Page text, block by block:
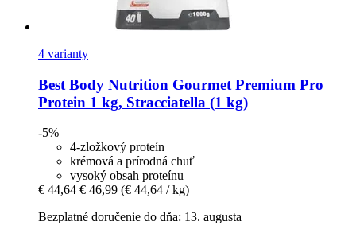
4 varianty
Best Body Nutrition Gourmet Premium Pro
Protein 1 kg, Stracciatella (1 kg)
-5%
4-zložkový proteín
krémová a prírodná chuť
vysoký obsah proteínu
€ 44,64 € 46,99 (€ 44,64 / kg)
Bezplatné doručenie do dňa: 13. augusta